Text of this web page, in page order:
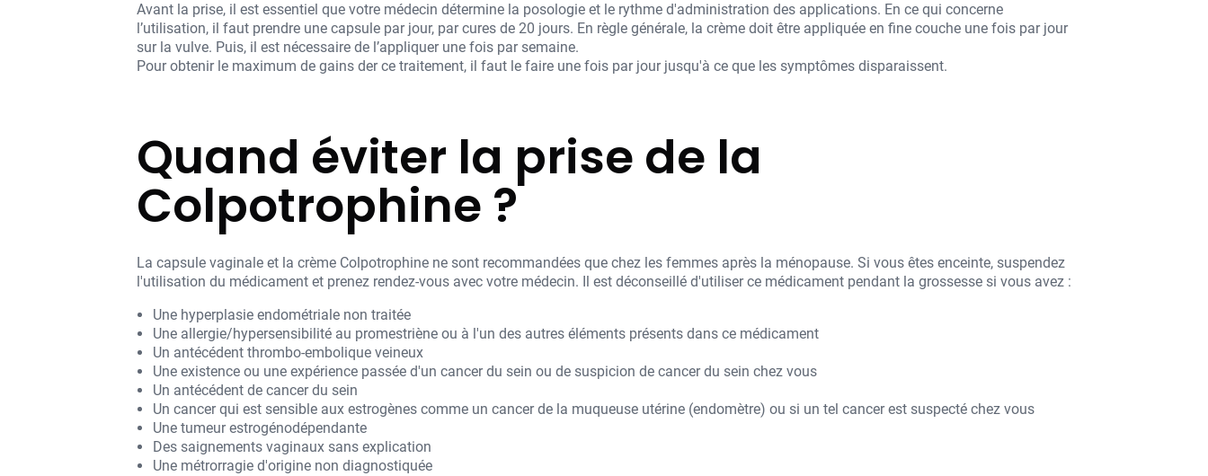
Avant la prise, il est essentiel que votre médecin détermine la posologie et le rythme d'administration des applications. En ce qui concerne
l’utilisation, il faut prendre une capsule par jour, par cures de 20 jours. En règle générale, la crème doit être appliquée en fine couche une fois par jour
sur la vulve. Puis, il est nécessaire de l’appliquer une fois par semaine.
Pour obtenir le maximum de gains der ce traitement, il faut le faire une fois par jour jusqu'à ce que les symptômes disparaissent.
Quand éviter la prise de la
Colpotrophine ?
La capsule vaginale et la crème Colpotrophine ne sont recommandées que chez les femmes après la ménopause. Si vous êtes enceinte, suspendez
l'utilisation du médicament et prenez rendez-vous avec votre médecin. Il est déconseillé d'utiliser ce médicament pendant la grossesse si vous avez :
Une hyperplasie endométriale non traitée
Une allergie/hypersensibilité au promestriène ou à l'un des autres éléments présents dans ce médicament
Un antécédent thrombo-embolique veineux
Une existence ou une expérience passée d'un cancer du sein ou de suspicion de cancer du sein chez vous
Un antécédent de cancer du sein
Un cancer qui est sensible aux estrogènes comme un cancer de la muqueuse utérine (endomètre) ou si un tel cancer est suspecté chez vous
Une tumeur estrogénodépendante
Des saignements vaginaux sans explication
Une métrorragie d'origine non diagnostiquée